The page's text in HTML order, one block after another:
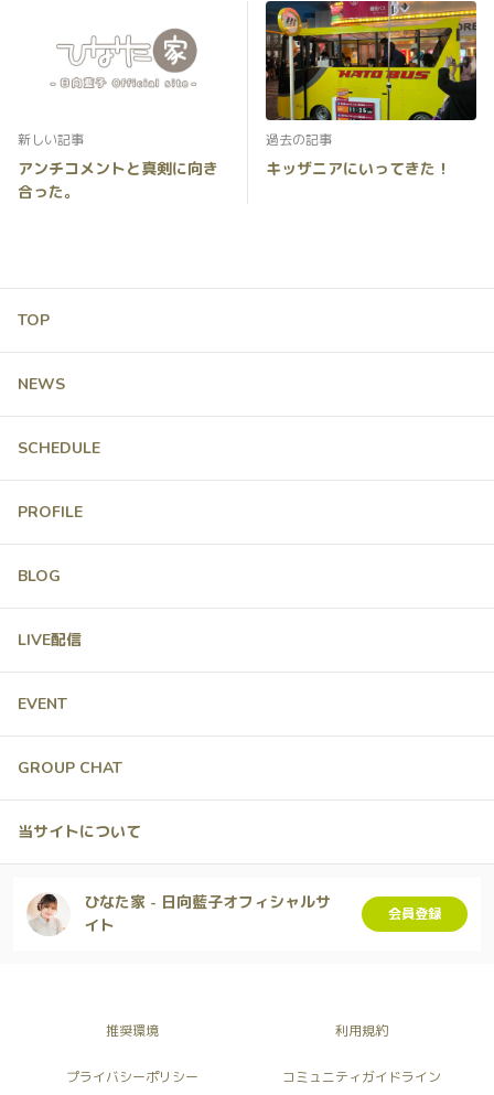
新しい記事
アンチコメントと真剣に向き
合った。
過去の記事
キッザニアにいってきた！
TOP
NEWS
SCHEDULE
PROFILE
BLOG
LIVE配信
EVENT
GROUP CHAT
当サイトについて
ひなた家 - 日向藍子オフィシャルサ
イト
会員登録
推奨環境 利用規約
プライバシーポリシー コミュニティガイドライン